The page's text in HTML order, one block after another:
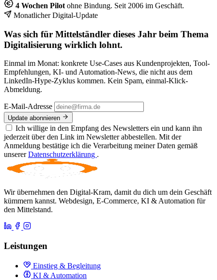
4 Wochen Pilot ohne Bindung. Seit 2006 im Geschäft.
Monatlicher Digital-Update
Was sich für Mittelständler dieses Jahr beim Thema
Digitalisierung wirklich lohnt.
Einmal im Monat: konkrete Use-Cases aus Kundenprojekten, Tool-
Empfehlungen, KI- und Automation-News, die nicht aus dem
LinkedIn-Hype-Zyklus kommen. Kein Spam, einmal-Klick-
Abmeldung.
E-Mail-Adresse
Update abonnieren
Ich willige in den Empfang des Newsletters ein und kann ihn
jederzeit über den Link im Newsletter abbestellen. Mit der
Anmeldung bestätige ich die Verarbeitung meiner Daten gemäß
unsererDatenschutzerklärung .
Wir übernehmen den Digital-Kram, damit du dich um dein Geschäft
kümmern kannst. Webdesign, E-Commerce, KI & Automation für
den Mittelstand.
Leistungen
Einstieg & Begleitung
KI & Automation